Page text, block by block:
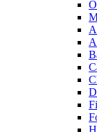
Ο